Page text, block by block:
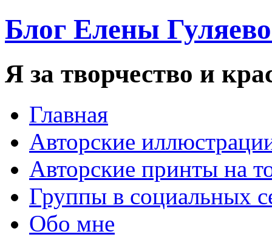
Блог Елены
Я за творчество и
Главная
Авторские
Авторские принты на
Группы в социальных
Обо мне